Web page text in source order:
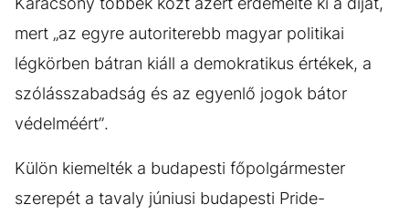
mert „az egyre autoriterebb magyar politikai
légkörben bátran kiáll a demokratikus értékek, a
szólásszabadság és az egyenlő jogok bátor
védelméért”.
Külön kiemelték a budapesti főpolgármester
szerepét a tavaly júniusi budapesti Pride-